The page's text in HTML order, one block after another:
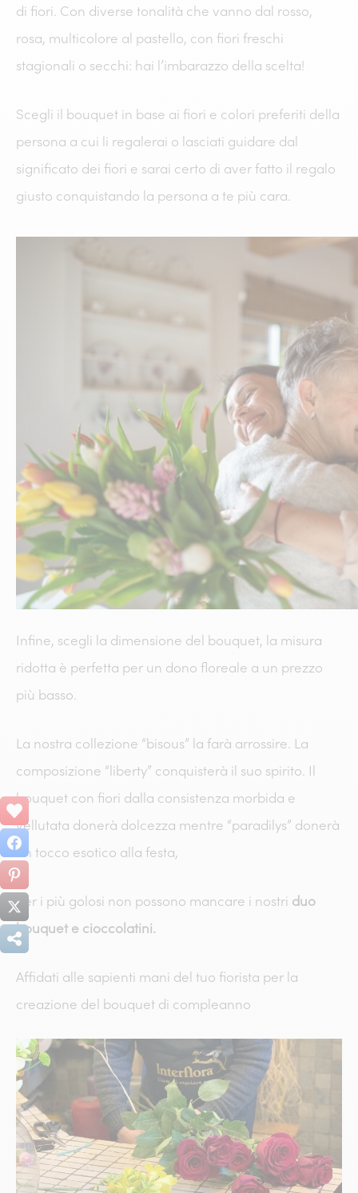
di fiori. Con diverse tonalità che vanno dal rosso,
rosa, multicolore al pastello, con fiori freschi
stagionali o secchi: hai l’imbarazzo della scelta!
Scegli il bouquet in base ai fiori e colori preferiti della
persona a cui li regalerai o lasciati guidare dal
significato dei fiori e sarai certo di aver fatto il regalo
giusto conquistando la persona a te più cara.
Infine, scegli la dimensione del bouquet, la misura
ridotta è perfetta per un dono floreale a un prezzo
più basso.
La nostra collezione “bisous” la farà arrossire. La
composizione “liberty” conquisterà il suo spirito. Il
bouquet con fiori dalla consistenza morbida e
vellutata donerà dolcezza mentre “paradilys” donerà
un tocco esotico alla festa,
Per i più golosi non possono mancare i nostri duo
bouquet e cioccolatini.
Affidati alle sapienti mani del tuo fiorista per la
creazione del bouquet di compleanno